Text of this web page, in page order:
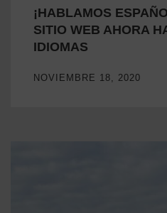
¡HABLAMOS
SITIO WEB AHORA
IDIOMAS
NOVIEMBRE 18, 2020